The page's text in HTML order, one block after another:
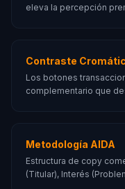
eleva la percepción
Contraste
Los botones
complementario que
Metodología AIDA
Estructura de copy
(Titular), Interés